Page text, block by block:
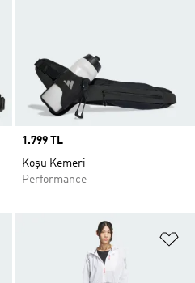
Price
1.799 TL
Koşu Kemeri
Performance
Favori Listesine Ekle